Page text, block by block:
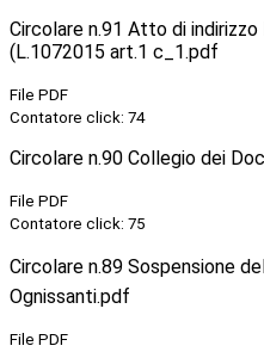
Circolare n.91 Atto di
(L.1072015 art.1 c_1.pdf
File PDF
Contatore click: 74
Circolare n.90 Collegio dei
File PDF
Contatore click: 75
Circolare n.89 Sospensione
Ognissanti.pdf
File PDF